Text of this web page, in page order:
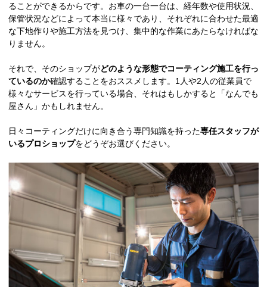
ることができるからです。お車の一台一台は、経年数や使用状況、
保管状況などによって本当に様々であり、それぞれに合わせた最適
な下地作りや施工方法を見つけ、集中的な作業にあたらなければな
りません。
それで、そのショップがどのような形態でコーティング施工を行っ
ているのか確認することをおススメします。1人や2人の従業員で
様々なサービスを行っている場合、それはもしかすると「なんでも
屋さん」かもしれません。
日々コーティングだけに向き合う専門知識を持った専任スタッフが
いるプロショップをどうぞお選びください。